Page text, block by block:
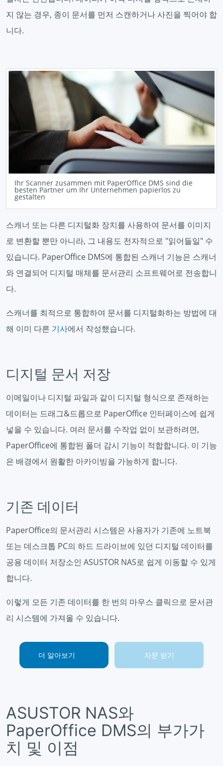
지 않는 경우, 종이 문서를 먼저 스캔하거나 사진을 찍어야 합
니다.
Ihr Scanner zusammen mit PaperOffice DMS sind die
besten Partner um Ihr Unternehmen papierlos zu
gestalten
스캐너 또는 다른 디지털화 장치를 사용하여 문서를 이미지
로 변환할 뿐만 아니라, 그 내용도 전자적으로 "읽어들일" 수
있습니다. PaperOffice DMS에 통합된 스캐너 기능은 스캐너
와 연결되어 디지털 매체를 문서관리 소프트웨어로 전송합니
다.
스캐너를 최적으로 통합하여 문서를 디지털화하는 방법에 대
해 이미 다른 기사에서 작성했습니다.
디지털 문서 저장
이메일이나 디지털 파일과 같이 디지털 형식으로 존재하는
데이터는 드래그&드롭으로 PaperOffice 인터페이스에 쉽게
넣을 수 있습니다. 여러 문서를 수작업 없이 보관하려면,
PaperOffice에 통합된 폴더 감시 기능이 적합합니다. 이 기능
은 배경에서 원활한 아카이빙을 가능하게 합니다.
기존 데이터
PaperOffice의 문서관리 시스템은 사용자가 기존에 노트북
또는 데스크톱 PC의 하드 드라이브에 있던 디지털 데이터를
공용 데이터 저장소인 ASUSTOR NAS로 쉽게 이동할 수 있게
합니다.
이렇게 모든 기존 데이터를 한 번의 마우스 클릭으로 문서관
리 시스템에 가져올 수 있습니다.
더 알아보기 자문 받기
ASUSTOR NAS와
PaperOffice DMS의 부가가
치 및 이점